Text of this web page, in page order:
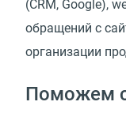
(CRM, Google),
обращений с
организации
Поможем